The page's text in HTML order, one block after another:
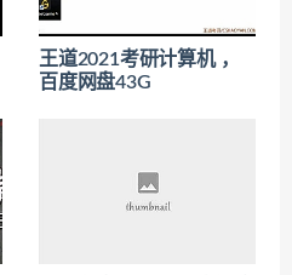
王道2021考研计算机 ，
百度网盘43G